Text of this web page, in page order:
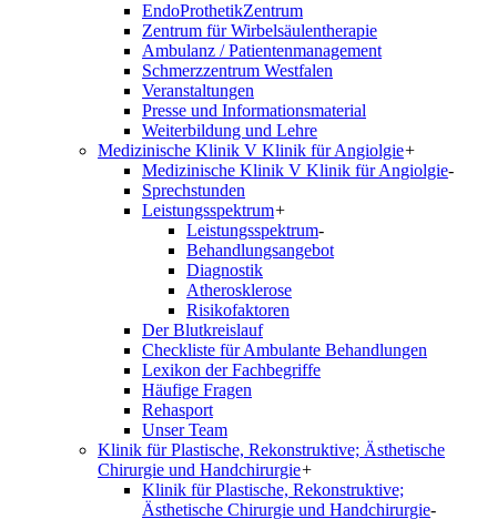
EndoProthetikZentrum
Zentrum für Wirbelsäulentherapie
Ambulanz / Patientenmanagement
Schmerzzentrum Westfalen
Veranstaltungen
Presse und Informationsmaterial
Weiterbildung und Lehre
Medizinische Klinik V Klinik für Angiolgie+
Medizinische Klinik V Klinik für Angiolgie-
Sprechstunden
Leistungsspektrum+
Leistungsspektrum-
Behandlungsangebot
Diagnostik
Atherosklerose
Risikofaktoren
Der Blutkreislauf
Checkliste für Ambulante Behandlungen
Lexikon der Fachbegriffe
Häufige Fragen
Rehasport
Unser Team
Klinik für Plastische, Rekonstruktive; Ästhetische
Chirurgie und Handchirurgie+
Klinik für Plastische, Rekonstruktive;
Ästhetische Chirurgie und Handchirurgie-